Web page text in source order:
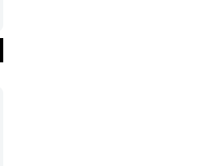
etwas Besonderes erreicht
Leistung und zeige es der Welt